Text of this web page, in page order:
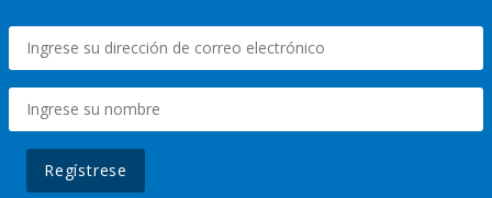
Regístrese